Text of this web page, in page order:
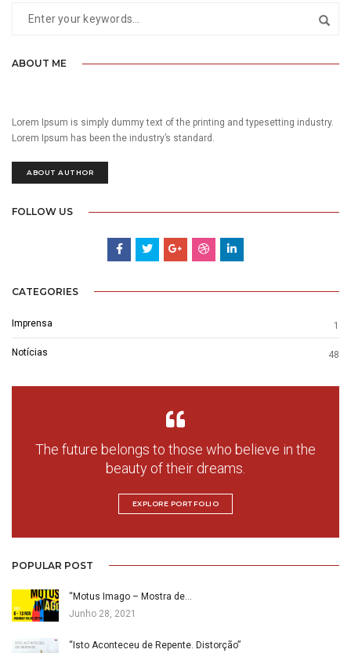
ABOUT ME
Lorem Ipsum is simply dummy text of the printing and typesetting industry.
Lorem Ipsum has been the industry’s standard.
ABOUT AUTHOR
FOLLOW US
CATEGORIES
Imprensa 1
Notícias 48
The future belongs to those who believe in the
beauty of their dreams.
EXPLORE PORTFOLIO
POPULAR POST
“Motus Imago – Mostra de…
Junho 28, 2021
“Isto Aconteceu de Repente. Distorção”